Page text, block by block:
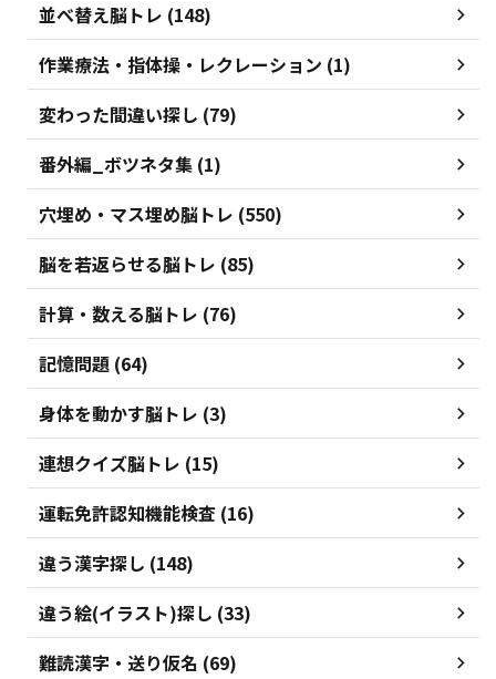
並べ替え脳トレ (148)
作業療法・指体操・レクレーション (1)
変わった間違い探し (79)
番外編_ボツネタ集 (1)
穴埋め・マス埋め脳トレ (550)
脳を若返らせる脳トレ (85)
計算・数える脳トレ (76)
記憶問題 (64)
身体を動かす脳トレ (3)
連想クイズ脳トレ (15)
運転免許認知機能検査 (16)
違う漢字探し (148)
違う絵(イラスト)探し (33)
難読漢字・送り仮名 (69)